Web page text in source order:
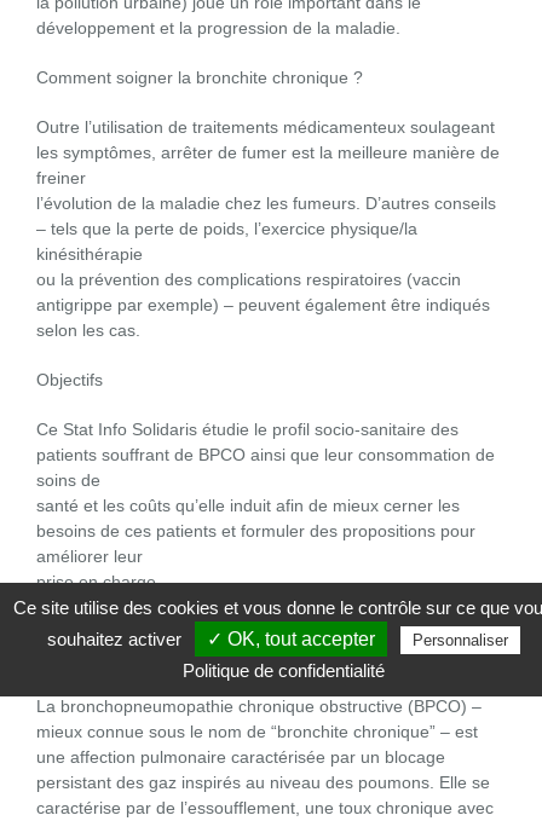
développement et la progression de la maladie.
Comment soigner la bronchite chronique ?
Outre l’utilisation de traitements médicamenteux soulageant
les symptômes, arrêter de fumer est la meilleure manière de
freiner
l’évolution de la maladie chez les fumeurs. D’autres conseils
– tels que la perte de poids, l’exercice physique/la
kinésithérapie
ou la prévention des complications respiratoires (vaccin
antigrippe par exemple) – peuvent également être indiqués
selon les cas.
Objectifs
Ce Stat Info Solidaris étudie le profil socio-sanitaire des
patients souffrant de BPCO ainsi que leur consommation de
soins de
santé et les coûts qu’elle induit afin de mieux cerner les
besoins de ces patients et formuler des propositions pour
améliorer leur
prise en charge.
Les patients souffrant de bronchites chroniques
La bronchite chronique : c’est quoi ?
La bronchopneumopathie chronique obstructive (BPCO) –
mieux connue sous le nom de “bronchite chronique” – est
une affection pulmonaire caractérisée par un blocage
persistant des gaz inspirés au niveau des poumons. Elle se
caractérise par de l’essoufflement, une toux chronique avec
Ce site utilise des cookies et vous donne le contrôle sur ce que
souhaitez activer
✓ OK, tout accepter Personnaliser
Politique de confidentialité